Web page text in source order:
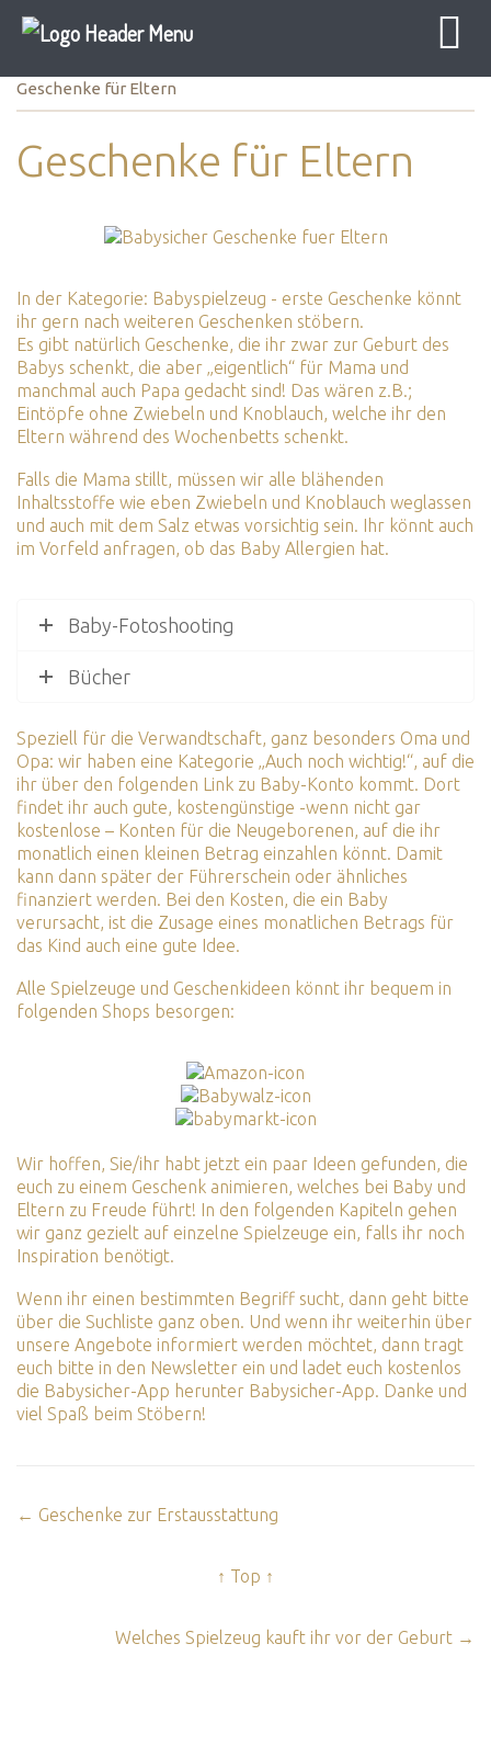
Geschenke für Eltern
Geschenke für Eltern
In der Kategorie: Babyspielzeug - erste Geschenke könnt
ihr gern nach weiteren Geschenken stöbern.
Es gibt natürlich Geschenke, die ihr zwar zur Geburt des
Babys schenkt, die aber „eigentlich“ für Mama und
manchmal auch Papa gedacht sind! Das wären z.B.;
Eintöpfe ohne Zwiebeln und Knoblauch, welche ihr den
Eltern während des Wochenbetts schenkt.
Falls die Mama stillt, müssen wir alle blähenden
Inhaltsstoffe wie eben Zwiebeln und Knoblauch weglassen
und auch mit dem Salz etwas vorsichtig sein. Ihr könnt auch
im Vorfeld anfragen, ob das Baby Allergien hat.
Baby-Fotoshooting
Bücher
Speziell für die Verwandtschaft, ganz besonders Oma und
Opa: wir haben eine Kategorie „Auch noch wichtig!“, auf die
ihr über den folgenden Link zu Baby-Konto kommt. Dort
findet ihr auch gute, kostengünstige -wenn nicht gar
kostenlose – Konten für die Neugeborenen, auf die ihr
monatlich einen kleinen Betrag einzahlen könnt. Damit
kann dann später der Führerschein oder ähnliches
finanziert werden. Bei den Kosten, die ein Baby
verursacht, ist die Zusage eines monatlichen Betrags für
das Kind auch eine gute Idee.
Alle Spielzeuge und Geschenkideen könnt ihr bequem in
folgenden Shops besorgen:
Wir hoffen, Sie/ihr habt jetzt ein paar Ideen gefunden, die
euch zu einem Geschenk animieren, welches bei Baby und
Eltern zu Freude führt! In den folgenden Kapiteln gehen
wir ganz gezielt auf einzelne Spielzeuge ein, falls ihr noch
Inspiration benötigt.
Wenn ihr einen bestimmten Begriff sucht, dann geht bitte
über die Suchliste ganz oben. Und wenn ihr weiterhin über
unsere Angebote informiert werden möchtet, dann tragt
euch bitte in den Newsletter ein und ladet euch kostenlos
die Babysicher-App herunter Babysicher-App. Danke und
viel Spaß beim Stöbern!
← Geschenke zur Erstausstattung
↑ Top ↑
Welches Spielzeug kauft ihr vor der Geburt →